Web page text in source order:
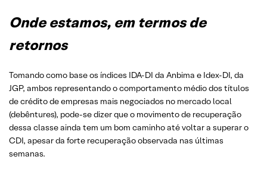
Onde estamos, em termos de
retornos
Tomando como base os índices IDA-DI da Anbima e Idex-DI, da
JGP, ambos representando o comportamento médio dos títulos
de crédito de empresas mais negociados no mercado local
(debêntures), pode-se dizer que o movimento de recuperação
dessa classe ainda tem um bom caminho até voltar a superar o
CDI, apesar da forte recuperação observada nas últimas
semanas.